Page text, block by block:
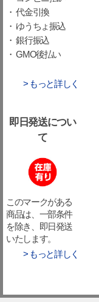
・ 代金引換
・ ゆうちょ振込
・ 銀行振込
・ GMO後払い
> もっと詳しく
即日発送につい
て
このマークがある
商品は、一部条件
を除き、即日発送
いたします。
> もっと詳しく